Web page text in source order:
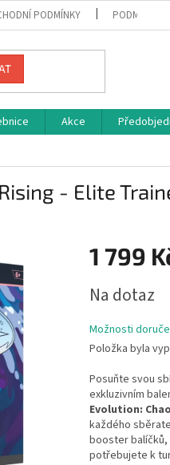
PODMÍNKY PODMÍNKY
Akce
- Elite
1 799
cena:
Na dotaz
Možnosti
Položka byla
Posuňte svou
exkluzivním
Evolution:
každého
booster
potřebujete k